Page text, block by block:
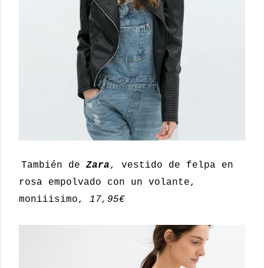
También de Zara, vestido de felpa en
rosa empolvado con un volante,
moniiisimo, 17,95€